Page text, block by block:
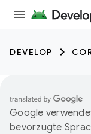
DEVELOP
Google
bevorzugte